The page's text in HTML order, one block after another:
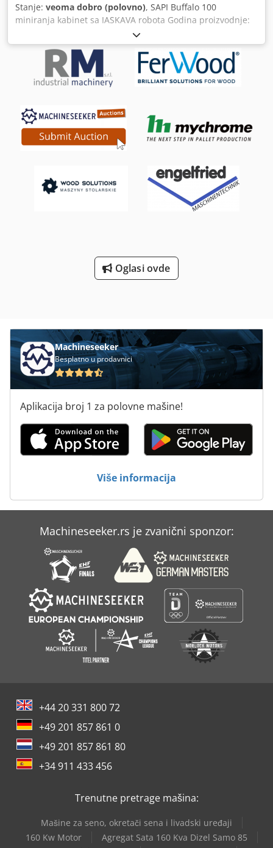
Stanje: veoma dobro (polovno), SAPI Buffalo 100
miniranja kabinet sa IASKAVA robota Godina proizvodnje:
2020 Dcedpfx Ajvyh Dlscpsk Serijski broj: 20648 sa
industrijskim robotom IASKAVA IR-1-06VKS-A00, serijski
broj: K18777-473-1 Kontrola: IASKAVA Eras-1000-06VKS8-
E10 Ćelija je korišćena za satenske završne plastične
elemente.
Oglasi ovde
Machineseeker
Besplatno u prodavnici
Aplikacija broj 1 za polovne mašine!
Više informacija
Machineseeker.rs je zvanični sponzor:
+44 20 331 800 72
+49 201 857 861 0
+49 201 857 861 80
+34 911 433 456
Trenutne pretrage mašina:
Mašine za seno, okretači sena i livadski uređaji
160 Kw Motor
Agregat Sata 160 Kva Dizel Samo 85